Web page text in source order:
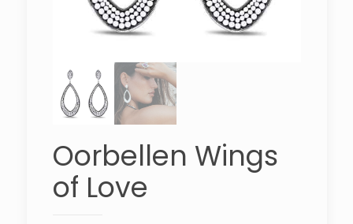
Oorbellen Wings
of Love